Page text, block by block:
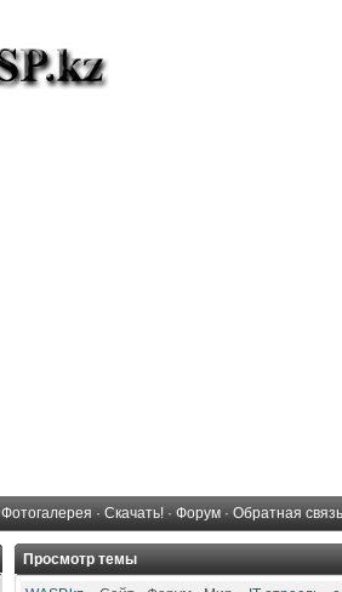
Фотогалерея · Скачать! · Форум · Обратная связь
Просмотр темы